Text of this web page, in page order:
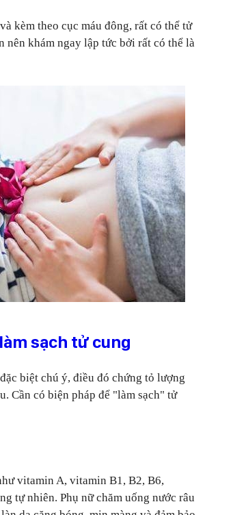
kèm theo cục máu đông, rất có thể tử
nên khám ngay lập tức bởi rất có thể là
làm sạch tử cung
biệt chú ý, điều đó chứng tỏ lượng
Cần có biện pháp để "làm sạch" tử
vitamin A, vitamin B1, B2, B6,
tự nhiên. Phụ nữ chăm uống nước râu